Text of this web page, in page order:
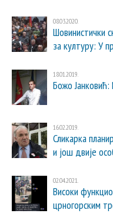
08.03.2020.
Шовинистички
за културу: У
18.01.2019.
Божо
16.02.2019.
Сликарка
и још двије
02.04.2021.
Високи
црногорским